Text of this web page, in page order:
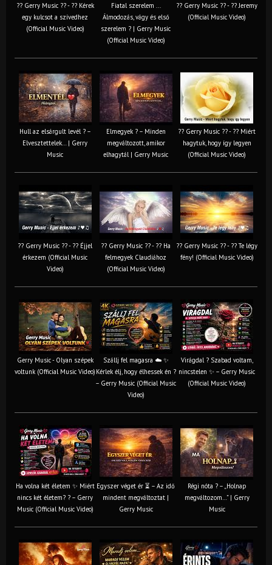
?? Gerry Music ?? - ?? Kérek
egy kulcsot a szívedhez
(Official Music Video)
Fiatal szerelem ...
Álmodozás, vágy és első
szerelem ? | Gerry Music
(Official Music Video)
?? Gerry Music ?? - ?? Jeremy
(Official Music Video)
Hull az elsárgult levél ? –
Elvesztettelek… | Gerry
Music
Elmegyek ? – Minden
megváltozott, amikor
elhagytál | Gerry Music
?? Gerry Music ?? - ?? Miért
hagytuk, hogy így legyen
(Official Music Video)
?? Gerry Music ?? - ?? Éjjel
érkezem (Official Music
Video)
?? Gerry Music ?? - ?? Ha
felmegyek Claudiához
(Official Music Video)
?? Gerry Music ?? - ?? Te légy
fény! (Official Music Video)
Gerry Music - Olyan szépek
voltunk (Official Music Video)
Szállj fel magasra ☁️ ✨
Kérlek élj, hogy élhessek én ?
– Gerry Music (Official Music
Video)
Virágdal ? Szabad voltam,
nincstelen ✨ – Gerry Music
(Official Music Video)
Ha volna két életem ✨ Miért
nincs két életem? ? – Gerry
Music (Official Music Video)
Egyszer véget ér ⏳ – Az idő
mindent megváltoztat |
Gerry Music
Régi nóta ? – „Holnap
megváltozom…” | Gerry
Music